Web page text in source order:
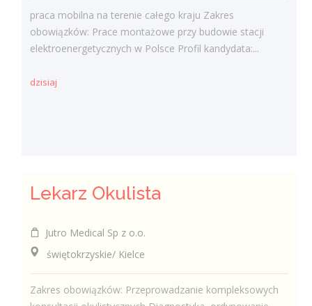
praca mobilna na terenie całego kraju Zakres
obowiązków: Prace montażowe przy budowie stacji
elektroenergetycznych w Polsce Profil kandydata:...
dzisiaj
Lekarz Okulista
Jutro Medical Sp z o.o.
świętokrzyskie/ Kielce
Zakres obowiązków: Przeprowadzanie kompleksowych